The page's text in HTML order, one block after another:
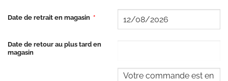
Date de retrait en magasin *
Date de retour au plus tard en
magasin